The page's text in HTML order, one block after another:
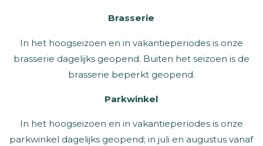
Brasserie
In het hoogseizoen en in vakantieperiodes is onze
brasserie dagelijks geopend. Buiten het seizoen is de
brasserie beperkt geopend.
Parkwinkel
In het hoogseizoen en in vakantieperiodes is onze
parkwinkel dagelijks geopend; in juli en augustus vanaf